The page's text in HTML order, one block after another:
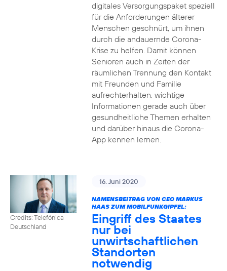
digitales Versorgungspaket speziell
für die Anforderungen älterer
Menschen geschnürt, um ihnen
durch die andauernde Corona-
Krise zu helfen. Damit können
Senioren auch in Zeiten der
räumlichen Trennung den Kontakt
mit Freunden und Familie
aufrechterhalten, wichtige
Informationen gerade auch über
gesundheitliche Themen erhalten
und darüber hinaus die Corona-
App kennen lernen.
Credits: Telefónica
Deutschland
16. Juni 2020
NAMENSBEITRAG VON CEO MARKUS
HAAS ZUM MOBILFUNKGIPFEL:
Eingriff des Staates
nur bei
unwirtschaftlichen
Standorten
notwendig